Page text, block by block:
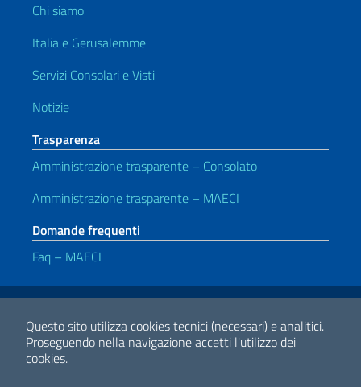
Questo sito utilizza cookies tecnici (necessari) e analitici.
Proseguendo nella navigazione accetti l'utilizzo dei
cookies.
Chi siamo
Italia e Gerusalemme
Servizi Consolari e Visti
Notizie
Trasparenza
Amministrazione trasparente – Consolato
Amministrazione trasparente – MAECI
Domande frequenti
Faq – MAECI
Link Utili